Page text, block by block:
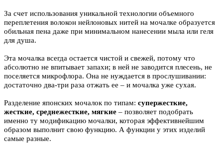
За счет использования уникальной технологии объемного
переплетения волокон нейлоновых нитей на мочалке образуется
обильная пена даже при минимальном нанесении мыла или геля
для душа.
Эта мочалка всегда остается чистой и свежей, потому что
абсолютно не впитывает запахи; в ней не заводится плесень, не
поселяется микрофлора. Она не нуждается в прослушивании:
достаточно два-три раза отжать ее – и мочалка уже сухая.
Разделение японских мочалок по типам: супержесткие,
жесткие, среднежесткие, мягкие – позволяет подобрать
именно ту модификацию мочалки, которая эффективнейшим
образом выполнит свою функцию. А функции у этих изделий
самые разные.